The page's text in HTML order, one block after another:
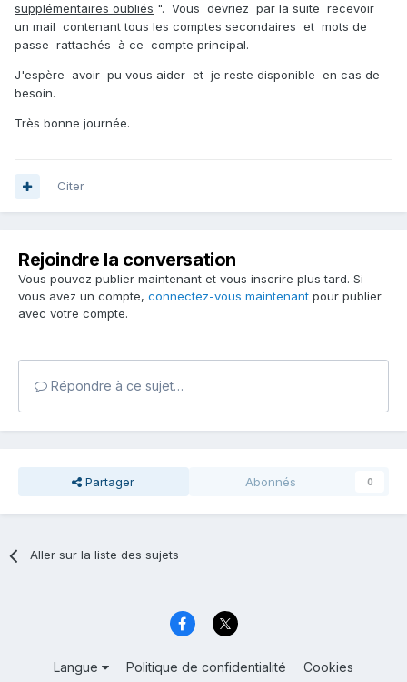
supplémentaires oubliés ". Vous devriez par la suite recevoir
un mail contenant tous les comptes secondaires et mots de
passe rattachés à ce compte principal.
J'espère avoir pu vous aider et je reste disponible en cas de
besoin.
Très bonne journée.
Citer
Rejoindre la conversation
Vous pouvez publier maintenant et vous inscrire plus tard. Si
vous avez un compte, connectez-vous maintenant pour publier
avec votre compte.
Répondre à ce sujet…
Partager Abonnés 0
Aller sur la liste des sujets
Langue Politique de confidentialité Cookies